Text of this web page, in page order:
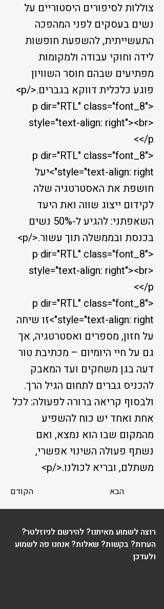
צוללות לסיפורים היסטוריים על
נשים בעסקים לפני המהפכה
התעשייתית, להשפעת חופשות
לידה וחוקי עבודה ולמקומות
מפתיעים שבהם חוסר השוויון
פוגע כלכלית דווקא בגברים.</p>
<p dir="RTL" class="font_8"
style="text-align: right"><br>
</p>
<p dir="RTL" class="font_8"
style="text-align: right">יעל
חושפת את האסטרטגיה שלה
לקידום ייצוג שווה ואת היעד
השאפתני: להגיע ל-50% נשים
בכנסת ובממשלה תוך עשור.</p>
<p dir="RTL" class="font_8"
style="text-align: right"><br>
</p>
<p dir="RTL" class="font_8"
style="text-align: right">זו שיחה
על חזון, מספרים ואסטרטגיה, אך
גם על חיי היומיום – מכתיבת טור
דעה בגן משחקים ועד המאבק
להכניס גברים לתחום הגיל הרך.
ולבסוף קריאה ברורה לפעולה: לכל
אחת ואחד יש כוח להשפיע
מהמקום שבו הוא נמצא, ואם
נשתף פעולה השינוי אפשרי,
משתלם, ובריא לכולנו.</p>
הקודם הבא
רוצה לשמוע מאיתנו? להירשם לניוזלטר?
הערות? בקשות? שאלות? אנחנו פה לשמוע
ולעדכן